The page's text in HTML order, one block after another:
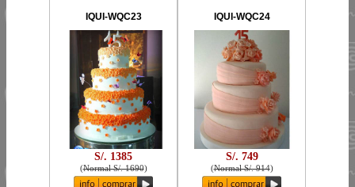
IQUI-WQC23
S/. 1385
(Normal S/. 1690)
IQUI-WQC24
S/. 749
(Normal S/. 914)